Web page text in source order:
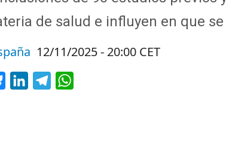
de salud e influyen en que
12/11/2025 - 20:00 CET
BlueskyLinkedInTelegram